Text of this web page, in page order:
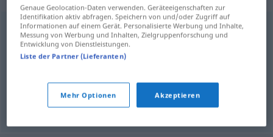
Kraft,Energie,Schwung,Leistung,Leistungsfähigkeit
Genaue Geolocation-Daten verwenden. Geräteeigenschaften zur
Identifikation aktiv abfragen. Speichern von und/oder Zugriff auf
Informationen auf einem Gerät. Personalisierte Werbung und Inhalte,
Messung von Werbung und Inhalten, Zielgruppenforschung und
Entwicklung von Dienstleistungen.
Liste der Partner (Lieferanten)
Mehr Optionen Akzeptieren